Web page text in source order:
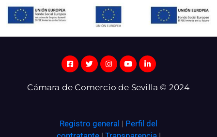
Cámara de Comercio de Sevilla © 2024
Registro general | Perfil del